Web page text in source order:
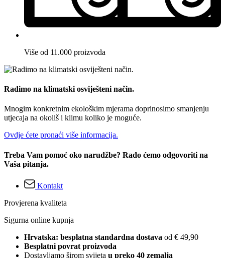
Više od 11.000 proizvoda
Radimo na klimatski osviješteni način.
Mnogim konkretnim ekološkim mjerama doprinosimo smanjenju
utjecaja na okoliš i klimu koliko je moguće.
Ovdje ćete pronaći više informacija.
Treba Vam pomoć oko narudžbe? Rado ćemo odgovoriti na
Vaša pitanja.
Kontakt
Provjerena kvaliteta
Sigurna online kupnja
Hrvatska: besplatna standardna dostava od € 49,90
Besplatni povrat proizvoda
Dostavljamo širom svijeta u preko 40 zemalja